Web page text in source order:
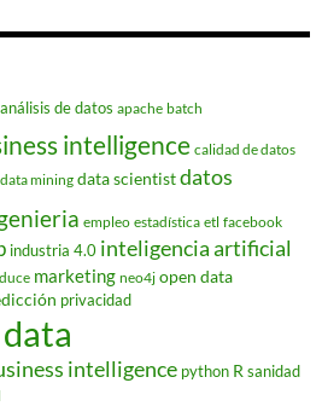
análisis de datos apache batch
intelligence calidad de datos
data mining data scientistdatos
empleo estadística etl facebook
industria 4.0 inteligencia artificial
marketing neo4j open data
privacidad
intelligence python R sanidad